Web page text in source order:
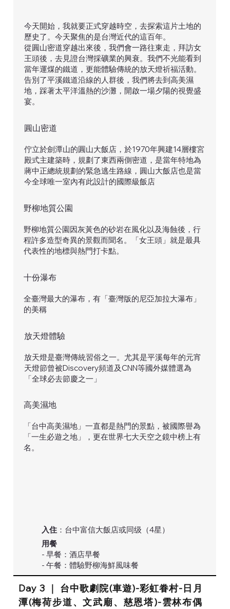
入住：台中富信大飯店或同级（4星）
用餐
- 早餐：酒店早餐
- 午餐：體驗野柳海鮮風味餐
​今天開始，我就要正式穿越時空，去探索這片土地的
歷史了。今天聚焦的是台灣近代的這百年。
從圓山密道穿越出來後，我們會一路往東走，拜訪女
王頭後，去見證台灣採礦業的興衰。我們不光能看到
當年運煤的鐵道，更能體驗傳統的放天燈祈福活動。
告別了平溪鐵道沿線的人群後，我們將去到高美濕
地，踩著太平洋溫熱的沙灘，開啟一場夕陽的視覺盛
宴。
佇立於劍潭山的圓山大飯店，於1970年興建14層樓宮
殿式主建築時，規劃了東西兩側密道，是當年特地為
蔣中正總統規劃的緊急逃生路線，圓山大飯店也是當
今全球唯一室內有此設計的國際級飯店
圓山密道
野柳地質公園因灰黃色的砂岩在風化以及海蝕後，行
程許多造型奇異的景觀而聞名。「女王頭」就是最具
代表性的地標與熱門打卡點。
野柳地質公園
全臺灣最大的瀑布，有「臺灣版的尼亞加拉大瀑布」
的美稱
​十份瀑布
放天燈是臺灣傳統習俗之一。尤其是平溪每年的元宵
天燈節曾被Discovery頻道及CNN等國外媒體選為
「全球必去節慶之一」
​放天燈體驗
「台中高美濕地」一直都是熱門的景點，被國際譽為
「一生必遊之地」，更在世界七大天空之鏡中榜上有
名。
高美濕地
Day 3 ｜ 台中歌劇院(車遊)-彩虹眷村-日月
潭(梅荷步道、文武廟、慈恩塔)-雲林布偶